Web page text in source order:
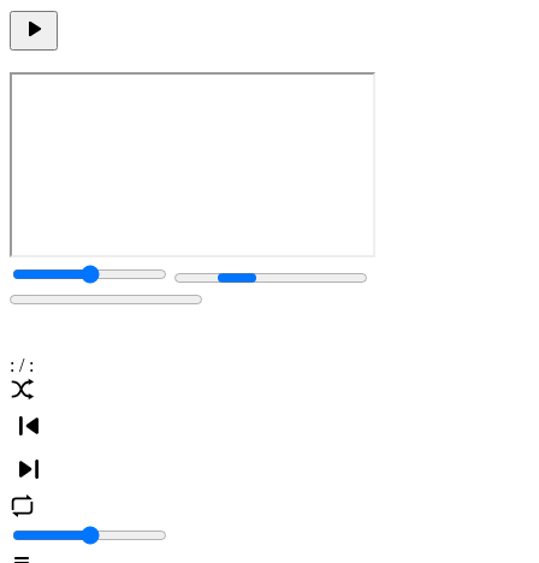
: / :